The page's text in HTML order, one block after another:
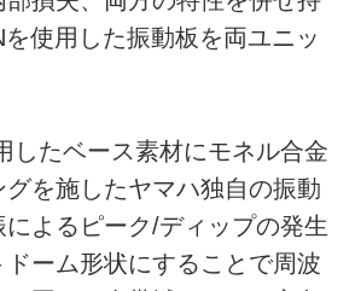
使用した振動板を両ユニッ
たベース素材にモネル合金
を施したヤマハ独自の振動
よるピーク/ディップの発生
ドーム形状にすることで周波